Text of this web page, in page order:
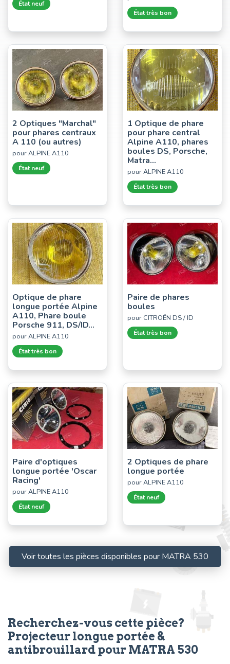
État neuf
État très bon
2 Optiques "Marchal"
pour phares centraux
A 110 (ou autres)
pour ALPINE A110
État neuf
1 Optique de phare
pour phare central
Alpine A110, phares
boules DS, Porsche,
Matra...
pour ALPINE A110
État très bon
Optique de phare
longue portée Alpine
A110, Phare boule
Porsche 911, DS/ID...
pour ALPINE A110
État très bon
Paire de phares
boules
pour CITROËN DS / ID
État très bon
Paire d'optiques
longue portée 'Oscar
Racing'
pour ALPINE A110
État neuf
2 Optiques de phare
longue portée
pour ALPINE A110
État neuf
Voir toutes les pièces disponibles pour MATRA 530
Recherchez-vous cette pièce?
Projecteur longue portée &
antibrouillard pour MATRA 530